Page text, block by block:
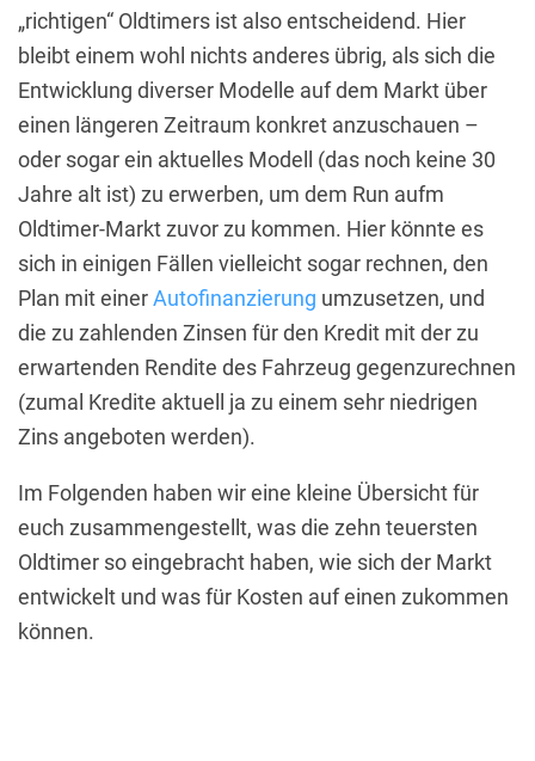
„richtigen“ Oldtimers ist also entscheidend. Hier
bleibt einem wohl nichts anderes übrig, als sich die
Entwicklung diverser Modelle auf dem Markt über
einen längeren Zeitraum konkret anzuschauen –
oder sogar ein aktuelles Modell (das noch keine 30
Jahre alt ist) zu erwerben, um dem Run aufm
Oldtimer-Markt zuvor zu kommen. Hier könnte es
sich in einigen Fällen vielleicht sogar rechnen, den
Plan mit einerAutofinanzierung umzusetzen, und
die zu zahlenden Zinsen für den Kredit mit der zu
erwartenden Rendite des Fahrzeug gegenzurechnen
(zumal Kredite aktuell ja zu einem sehr niedrigen
Zins angeboten werden).
Im Folgenden haben wir eine kleine Übersicht für
euch zusammengestellt, was die zehn teuersten
Oldtimer so eingebracht haben, wie sich der Markt
entwickelt und was für Kosten auf einen zukommen
können.